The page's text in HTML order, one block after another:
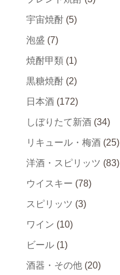
宇宙焼酎 (5)
泡盛 (7)
焼酎甲類 (1)
黒糖焼酎 (2)
日本酒 (172)
しぼりたて新酒 (34)
リキュール・梅酒 (25)
洋酒・スピリッツ (83)
ウイスキー (78)
スピリッツ (3)
ワイン (10)
ビール (1)
酒器・その他 (20)